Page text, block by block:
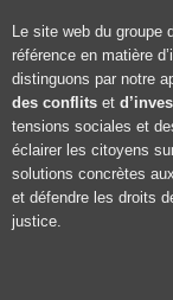
Le site web du groupe
référence en matière
distinguons par notre
des conflits et
tensions sociales et
éclairer les citoyens
solutions concrètes
et défendre les droits
justice.